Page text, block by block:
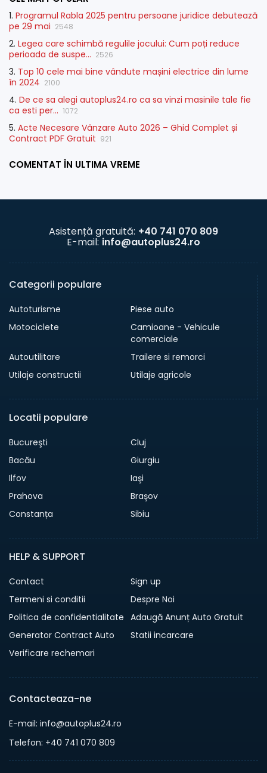
1. Programul Rabla 2025 pentru persoane juridice debutează
pe 29 mai 2548
2. Legea care schimbă regulile jocului: Cum poți reduce
perioada de suspe... 2526
3. Top 10 cele mai bine vândute mașini electrice din lume
în 2024 2100
4. De ce sa alegi autoplus24.ro ca sa vinzi masinile tale fie
ca esti per... 1072
5. Acte Necesare Vânzare Auto 2026 – Ghid Complet și
Contract PDF Gratuit 921
COMENTAT ÎN ULTIMA VREME
Asistență gratuită: +40 741 070 809
E-mail: info@autoplus24.ro
Categorii populare
Autoturisme
Piese auto
Motociclete
Camioane - Vehicule
comerciale
Autoutilitare
Trailere si remorci
Utilaje constructii
Utilaje agricole
Locatii populare
Bucureşti
Cluj
Bacău
Giurgiu
Ilfov
Iaşi
Prahova
Braşov
Constanța
Sibiu
HELP & SUPPORT
Contact
Sign up
Termeni si conditii
Despre Noi
Politica de confidentialitate Adaugă Anunț Auto Gratuit
Generator Contract Auto
Statii incarcare
Verificare rechemari
Contacteaza-ne
E-mail: info@autoplus24.ro
Telefon: +40 741 070 809